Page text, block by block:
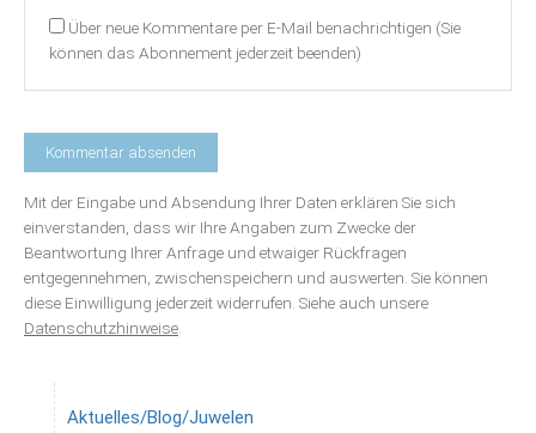
Über neue Kommentare per E-Mail benachrichtigen (Sie
können das Abonnement jederzeit beenden)
Mit der Eingabe und Absendung Ihrer Daten erklären Sie sich
einverstanden, dass wir Ihre Angaben zum Zwecke der
Beantwortung Ihrer Anfrage und etwaiger Rückfragen
entgegennehmen, zwischenspeichern und auswerten. Sie können
diese Einwilligung jederzeit widerrufen. Siehe auch unsere
Datenschutzhinweise
Aktuelles/Blog/Juwelen